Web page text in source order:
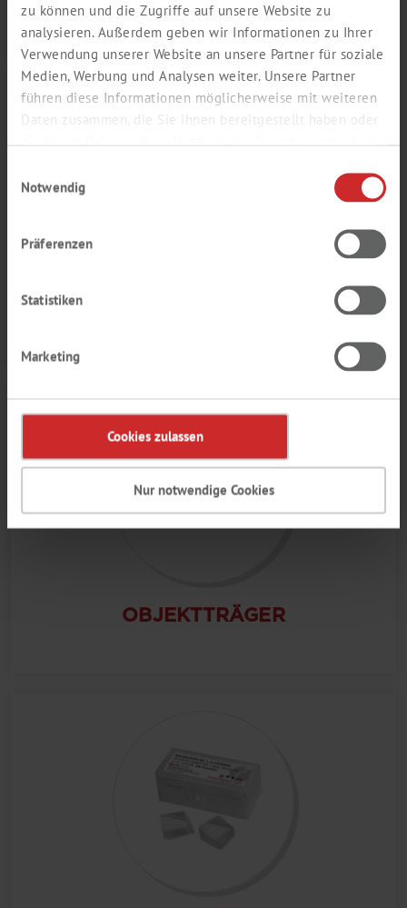
zu können und die Zugriffe auf unsere Website zu
analysieren. Außerdem geben wir Informationen zu Ihrer
Verwendung unserer Website an unsere Partner für soziale
Medien, Werbung und Analysen weiter. Unsere Partner
führen diese Informationen möglicherweise mit weiteren
Daten zusammen, die Sie ihnen bereitgestellt haben oder
Notwendig
Präferenzen
Statistiken
Marketing
Cookies zulassen
Nur notwendige Cookies
OBJEKTTRÄGER